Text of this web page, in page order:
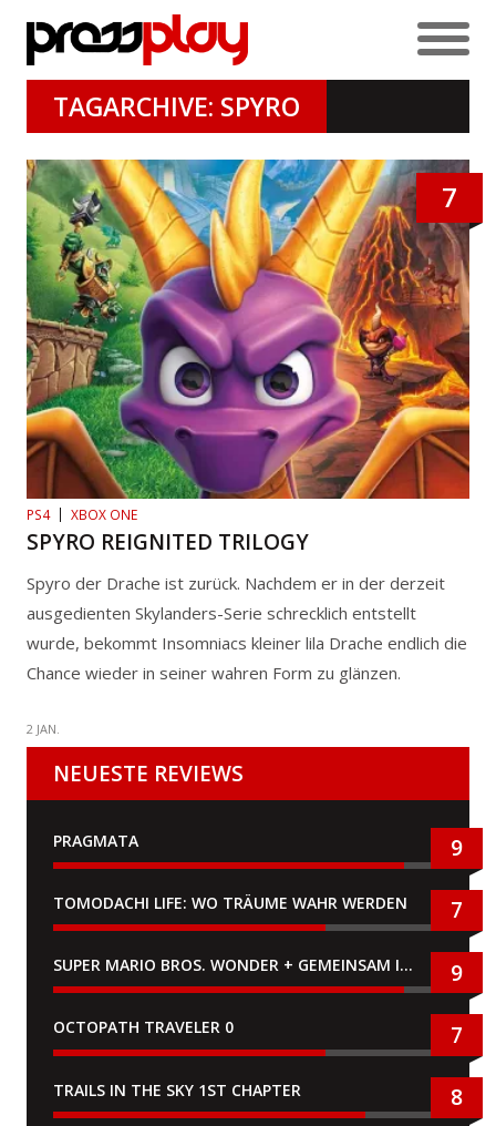
TAGARCHIVE: SPYRO
7
PS4 XBOX ONE
SPYRO REIGNITED TRILOGY
Spyro der Drache ist zurück. Nachdem er in der derzeit
ausgedienten Skylanders-Serie schrecklich entstellt
wurde, bekommt Insomniacs kleiner lila Drache endlich die
Chance wieder in seiner wahren Form zu glänzen.
2 JAN.
NEUESTE REVIEWS
PRAGMATA 9
TOMODACHI LIFE: WO TRÄUME WAHR WERDEN 7
SUPER MARIO BROS. WONDER + GEMEINSAM IM BELLABEL-PARK 9
OCTOPATH TRAVELER 0 7
TRAILS IN THE SKY 1ST CHAPTER 8